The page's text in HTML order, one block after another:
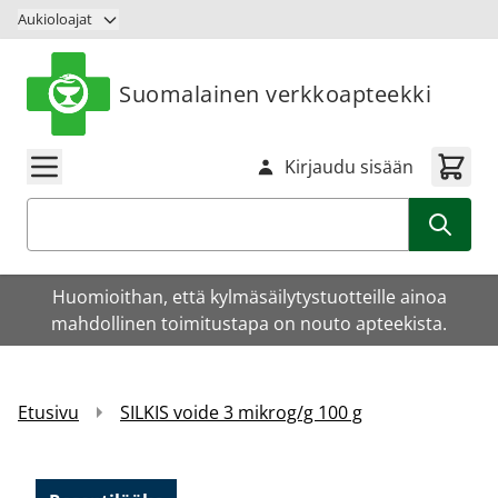
Siirry sisältöön
Aukioloajat
Suomalainen verkkoapteekki
Kirjaudu sisään
Huomioithan, että kylmäsäilytystuotteille ainoa
mahdollinen toimitustapa on nouto apteekista.
Etusivu SILKIS voide 3 mikrog/g 100 g